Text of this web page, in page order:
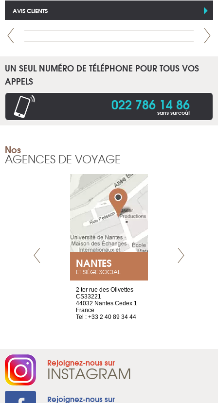
AVIS CLIENTS
UN SEUL NUMÉRO DE TÉLÉPHONE POUR TOUS VOS
APPELS
022 786 14 86
sans surcoût
Nos
AGENCES DE VOYAGE
NANTES
ET SIÈGE SOCIAL
2 ter rue des Olivettes
CS33221
44032 Nantes Cedex 1
France
Tel : +33 2 40 89 34 44
Rejoignez-nous sur
INSTAGRAM
Rejoignez-nous sur